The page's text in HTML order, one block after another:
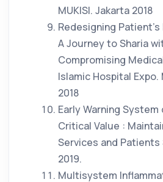
MUKISI. Jakarta 2018
Redesigning
A Journey to Sharia
Compromising
Islamic Hospital Expo.
2018
Early Warning
Critical Value :
Services and Patients
2019.
Multisystem